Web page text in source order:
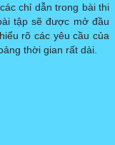
chỉ dẫn trong bài thi
tập sẽ được mở đầu
rõ các yêu cầu của
thời gian rất dài.